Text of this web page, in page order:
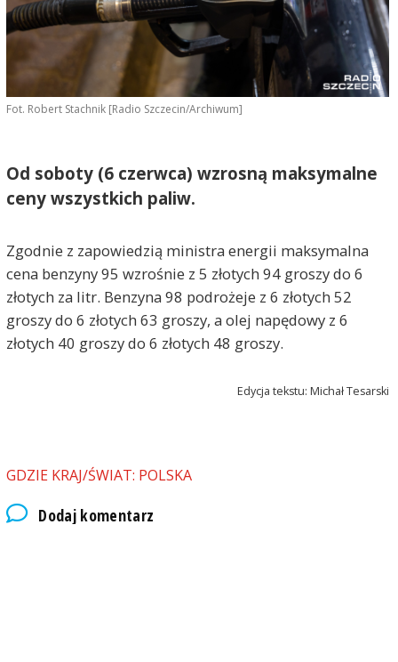
Fot. Robert Stachnik [Radio Szczecin/Archiwum]
Od soboty (6 czerwca) wzrosną maksymalne
ceny wszystkich paliw.
Zgodnie z zapowiedzią ministra energii maksymalna
cena benzyny 95 wzrośnie z 5 złotych 94 groszy do 6
złotych za litr. Benzyna 98 podrożeje z 6 złotych 52
groszy do 6 złotych 63 groszy, a olej napędowy z 6
złotych 40 groszy do 6 złotych 48 groszy.
Edycja tekstu: Michał Tesarski
GDZIE KRAJ/ŚWIAT: POLSKA
Dodaj komentarz